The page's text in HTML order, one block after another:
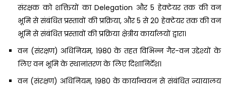
संरक्षक को शक्तियों का Delegation और 5 हेक्टेयर तक की वन
भूमि से संबंधित प्रस्तावों की प्रक्रिया, और 5 से 20 हेक्टेयर तक की वन
भूमि से संबंधित प्रस्तावों की प्रक्रिया क्षेत्रीय कार्यालयों द्वारा।
वन (संरक्षण) अधिनियम, 1980 के तहत विभिन्न गैर-वन उद्देश्यों के
लिए वन भूमि के स्थानांतरण के लिए दिशानिर्देश।
वन (संरक्षण) अधिनियम, 1980 के कार्यान्वयन से संबंधित न्यायालय